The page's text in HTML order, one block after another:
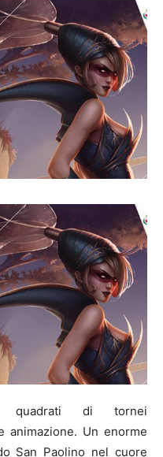
quadrati di tornei
animazione. Un enorme
San Paolino nel cuore